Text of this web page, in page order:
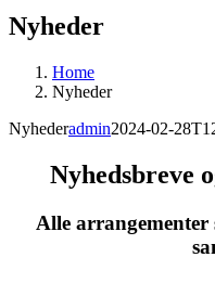
Nyheder
Home
Nyheder
Nyhederadmin2024-02-
Nyhedsbreve
Alle arrangementer